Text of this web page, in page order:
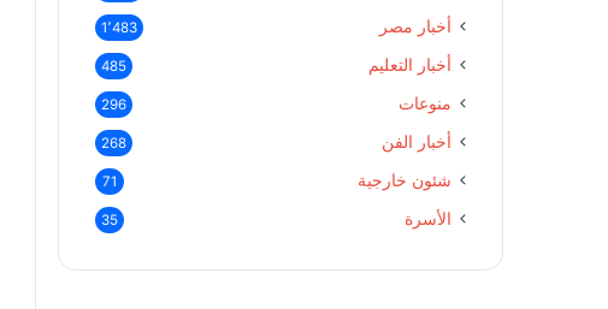
أخبار مصر 1٬483
أخبار التعليم 485
منوعات 296
أخبار الفن 268
شئون خارجية 71
الأسرة 35